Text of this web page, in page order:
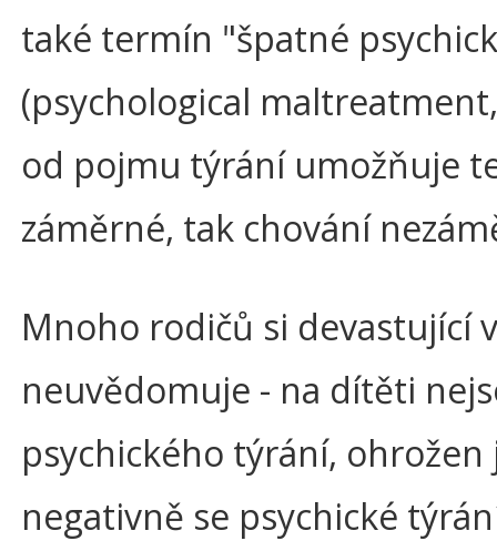
také termín "špatné
(psychological
od pojmu týrání umožňuje
záměrné, tak chování
Mnoho rodičů si devastující
neuvědomuje - na dítěti
psychického týrání, ohrožen
negativně se psychické